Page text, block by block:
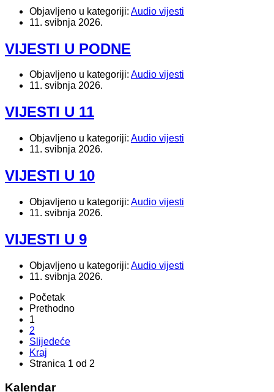
Objavljeno u kategoriji: Audio vijesti
11. svibnja 2026.
VIJESTI U PODNE
Objavljeno u kategoriji: Audio vijesti
11. svibnja 2026.
VIJESTI U 11
Objavljeno u kategoriji: Audio vijesti
11. svibnja 2026.
VIJESTI U 10
Objavljeno u kategoriji: Audio vijesti
11. svibnja 2026.
VIJESTI U 9
Objavljeno u kategoriji: Audio vijesti
11. svibnja 2026.
Početak
Prethodno
1
2
Slijedeće
Kraj
Stranica 1 od 2
Kalendar